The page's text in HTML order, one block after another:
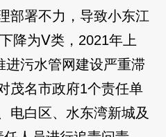
部署不力，导致小东江
降为Ⅴ类，2021年上
污水管网建设严重滞
茂名市政府1个责任单
电白区、水东湾新城及